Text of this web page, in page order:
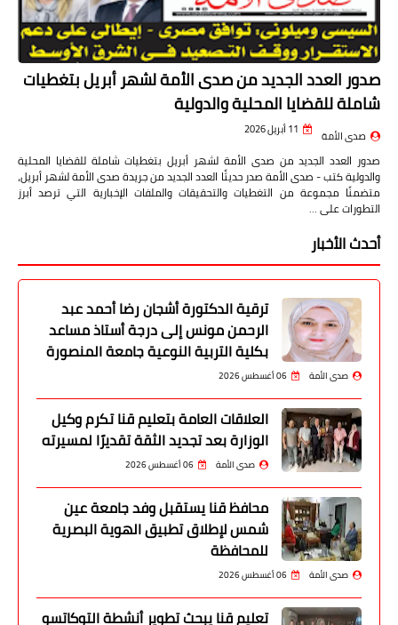
صدور العدد الجديد من صدى الأمة لشهر أبريل بتغطيات
شاملة للقضايا المحلية والدولية
صدى الأمة 11 أبريل 2026
صدور العدد الجديد من صدى الأمة لشهر أبريل بتغطيات شاملة للقضايا المحلية
والدولية كتب - صدى الأمة صدر حديثًا العدد الجديد من جريدة صدى الأمة لشهر أبريل،
متضمنًا مجموعة من التغطيات والتحقيقات والملفات الإخبارية التي ترصد أبرز
التطورات على …
أحدث الأخبار
ترقية الدكتورة أشجان رضا أحمد عبد
الرحمن مونس إلى درجة أستاذ مساعد
بكلية التربية النوعية جامعة المنصورة
صدى الأمة 06 أغسطس 2026
العلاقات العامة بتعليم قنا تكرم وكيل
الوزارة بعد تجديد الثقة تقديرًا لمسيرته
صدى الأمة 06 أغسطس 2026
محافظ قنا يستقبل وفد جامعة عين
شمس لإطلاق تطبيق الهوية البصرية
للمحافظة
صدى الأمة 06 أغسطس 2026
تعليم قنا يبحث تطوير أنشطة التوكاتسو